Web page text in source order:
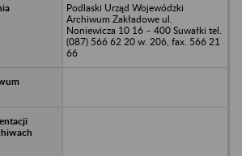
Podlaski Urząd Wojewódzki
Archiwum Zakładowe ul.
Noniewicza 10 16 – 400 Suwałki tel.
(087) 566 62 20 w. 206, fax. 566 21
66